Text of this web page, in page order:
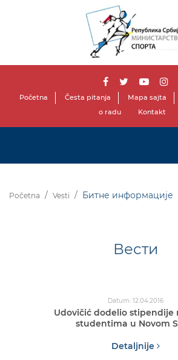
Početna Česta pitanja Mapa sajta
o radu
Kontakt
Početna Vesti Битне информације
Вести
Datum: 12.04.2016
Udovičić dodelio stipendije
studentima u Novom
Detaljnije